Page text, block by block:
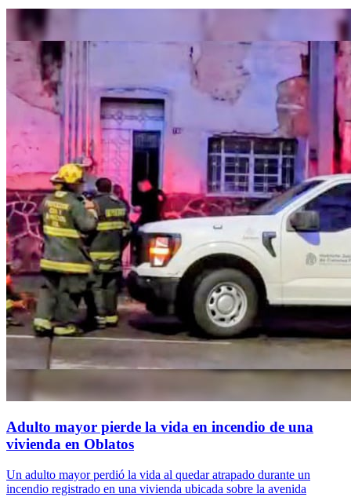
Adulto mayor pierde la vida en incendio de una
vivienda en Oblatos
Un adulto mayor perdió la vida al quedar atrapado durante un
incendio registrado en una vivienda ubicada sobre la avenida